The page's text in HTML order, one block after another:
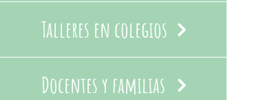
Talleres en colegios
Docentes y familias